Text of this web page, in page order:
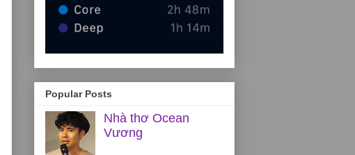
Popular Posts
Nhà thơ Ocean
Vương